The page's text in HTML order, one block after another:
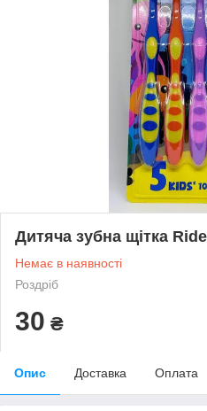
Дитяча зубна щітка
Немає в наявності
Роздріб
30 ₴
Опис Доставка Оплата